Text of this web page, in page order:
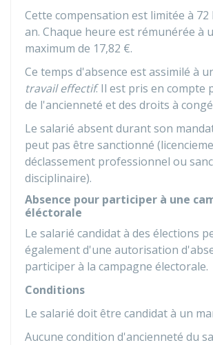
Cette compensation est limitée à
an. Chaque heure est rémunérée à
maximum de 17,82 €.
Ce temps d'absence est assimilé à
travail effectif. Il est pris en compte
de l'ancienneté et des droits à
Le salarié absent durant son
peut pas être sanctionné
déclassement professionnel ou
disciplinaire).
Absence pour participer à une
éléctorale
Le salarié candidat à des élections
également d'une autorisation
participer à la campagne électorale.
Conditions
Le salarié doit être candidat à un
Aucune condition d'ancienneté du